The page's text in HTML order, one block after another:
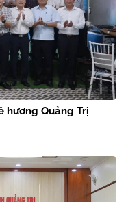
hương Quảng Trị